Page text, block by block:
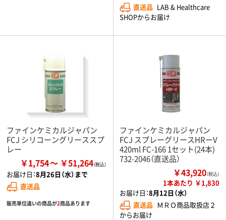
直送品 LAB & Healthcare
SHOPからお届け
ファインケミカルジャパン
FCJ シリコーングリーススプ
レー
￥1,754 ￥51,264
お届け日：8月26日（水）まで
直送品
販売単位違いの商品が2商品あります
ファインケミカルジャパン
FCJ スプレーグリースHRーV
420ml FC-166 1セット(24本)
732-2046（直送品）
￥43,920（税込）
1本あたり ￥1,830
お届け日：8月12日（水）
直送品 ＭＲＯ商品取扱店２
からお届け